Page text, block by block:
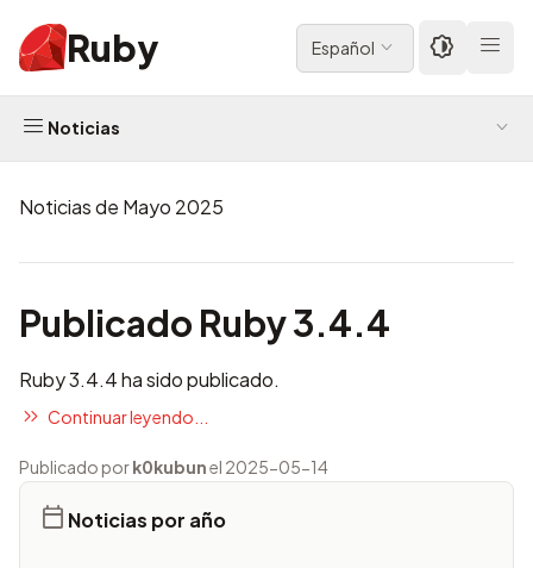
Ruby Español
Noticias
Noticias de Mayo 2025
Publicado Ruby 3.4.4
Ruby 3.4.4 ha sido publicado.
Continuar leyendo...
Publicado pork0kubunel 2025-05-14
Noticias por año